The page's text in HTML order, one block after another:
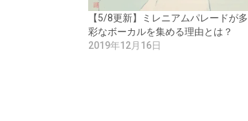
【5/8更新】ミレニアムパレードが多
彩なボーカルを集める理由とは？
2019年12月16日